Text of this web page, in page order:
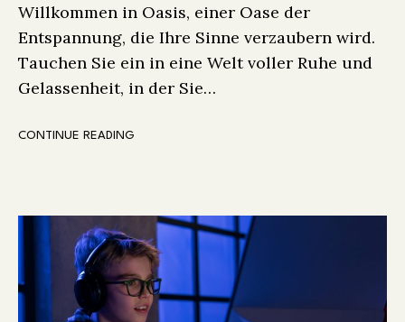
Willkommen in Oasis, einer Oase der
Entspannung, die Ihre Sinne verzaubern wird.
Tauchen Sie ein in eine Welt voller Ruhe und
Gelassenheit, in der Sie…
CONTINUE READING